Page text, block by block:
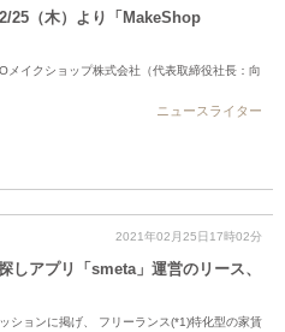
25（木）より「MakeShop
イクショップ株式会社（代表取締役社長：向
ニュースライター
2021年02月25日17時02分
しアプリ「smeta」運営のリース、
ションに掲げ、 フリーランス(*1)特化型の家賃